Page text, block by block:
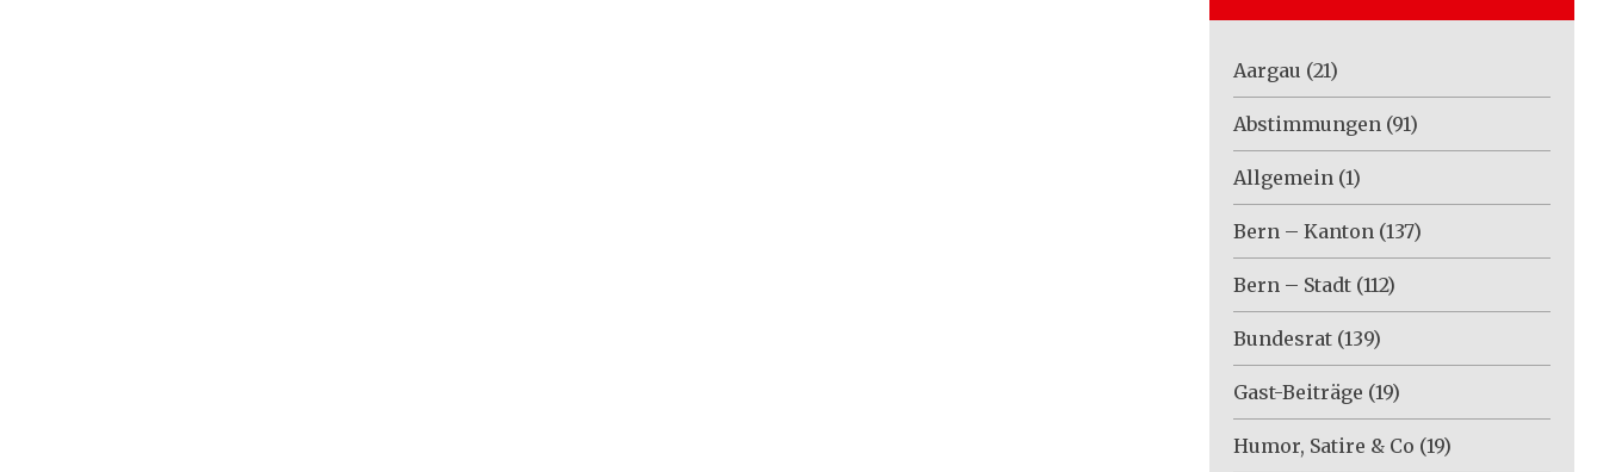
Aargau (21)
Abstimmungen (91)
Allgemein (1)
Bern – Kanton (137)
Bern – Stadt (112)
Bundesrat (139)
Gast-Beiträge (19)
Humor, Satire & Co (19)